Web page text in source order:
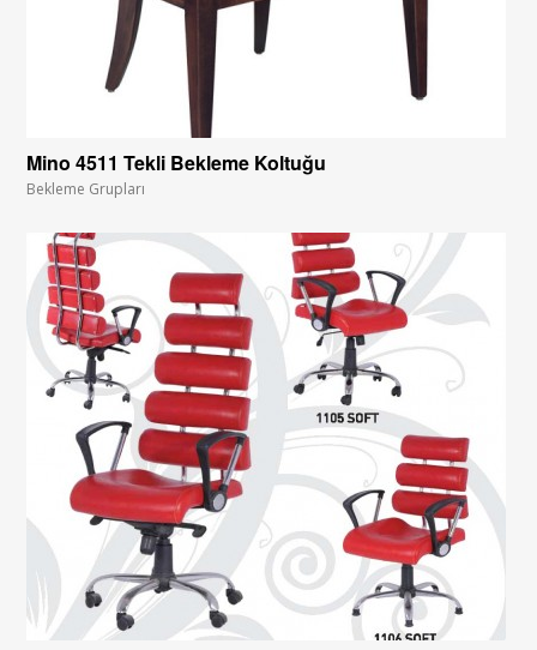
Mino 4511 Tekli Bekleme Koltuğu
Bekleme Grupları